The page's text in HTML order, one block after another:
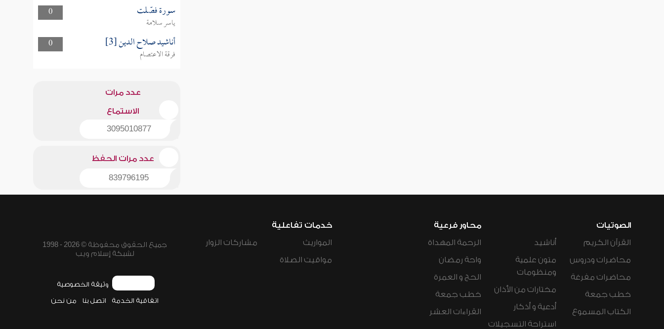
0
سورة فصّلت
ياسر سلامة
0
أناشيد صلاح الدين [3]
فرقة الاعتصام
عدد مرات
الاستماع
3095010877
عدد مرات الحفظ
839796195
الصوتيات
القرآن الكريم
محاضرات ودروس
محاضرات مفرغة
خطب جمعة
الكتاب المسموع
أناشيد
متون علمية
ومنظومات
مختارات من الأذان
أدعية و أذكار
استراحة التسجيلات
محاور فرعية
الرحمة المهداة
واحة رمضان
الحج و العمرة
خطب جمعة
القراءات العشر
خدمات تفاعلية
المواريث
مواقيت الصلاة
مشاركات الزوار
جميع الحقوق محفوظة © 2026 - 1998
لشبكة إسلام ويب
وثيقة الخصوصية
اتفاقية الخدمة اتصل بنا من نحن